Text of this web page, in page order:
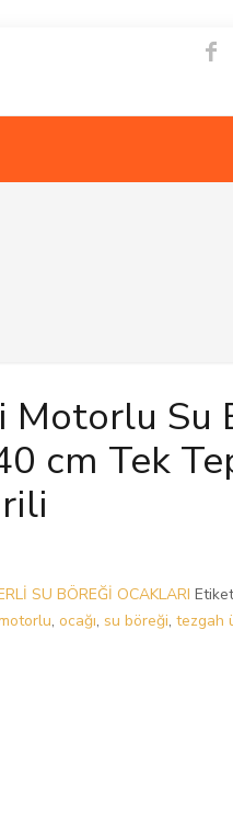
Motorlu Su
cm Tek
SU BÖREĞİ OCAKLARI
, ocağı, su böreği, tezgah